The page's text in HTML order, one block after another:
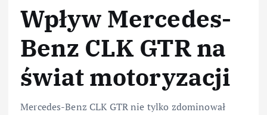
Wpływ Mercedes-
Benz CLK GTR na
świat motoryzacji
Mercedes-Benz CLK GTR nie tylko zdominował